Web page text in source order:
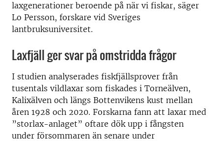
laxgenerationer beroende på när vi fiskar, säger
Lo Persson, forskare vid Sveriges
lantbruksuniversitet.
Laxfjäll ger svar på omstridda frågor
I studien analyserades fiskfjällsprover från
tusentals vildlaxar som fiskades i Torneälven,
Kalixälven och längs Bottenvikens kust mellan
åren 1928 och 2020. Forskarna fann att laxar med
”storlax-anlaget” oftare dök upp i fångsten
under försommaren än senare under